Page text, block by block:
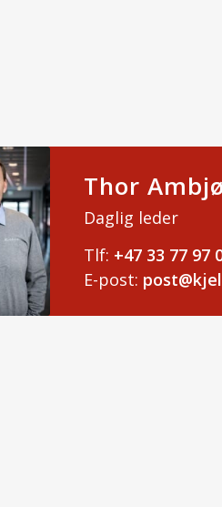
Thor
Daglig leder
Tlf: +47 33 77 97
E-post: